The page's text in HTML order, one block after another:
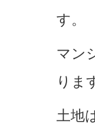
す。
マン
りま
土地